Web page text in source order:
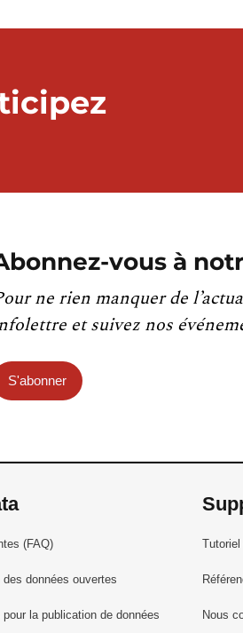
vous à
ne rien manquer de
et suivez nos
S'abonner
(FAQ)
données ouvertes
la publication de données
Nous